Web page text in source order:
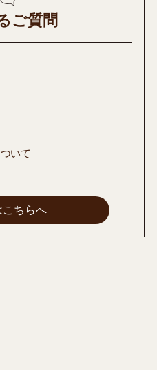
ご質問
いて
ちらへ